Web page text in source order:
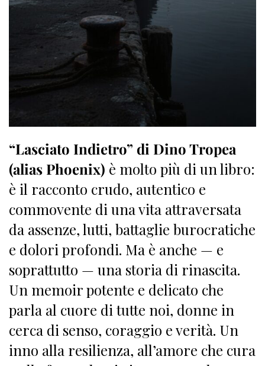
“Lasciato Indietro” di Dino Tropea
(alias Phoenix) è molto più di un libro:
è il racconto crudo, autentico e
commovente di una vita attraversata
da assenze, lutti, battaglie burocratiche
e dolori profondi. Ma è anche — e
soprattutto — una storia di rinascita.
Un memoir potente e delicato che
parla al cuore di tutte noi, donne in
cerca di senso, coraggio e verità. Un
inno alla resilienza, all’amore che cura